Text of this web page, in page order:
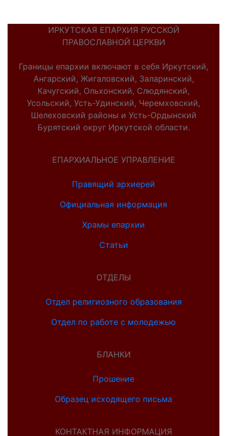
ИРКУТСКАЯ ЕПАРХИЯ РУССКОЙ
ПРАВОСЛАВНОЙ ЦЕРКВИ
Границы епархии включают в себя Иркутский,
Ангарский, Жигаловский, Заларинский,
Качугский, Ольхонский, Слюдянский,
Усольский, Усть-Удинский, Черемховский,
Шелеховский районы и Усть-Ордынский
Бурятский округ Иркутской области.
ЕПАРХИАЛЬНОЕ УПРАВЛЕНИЕ
Правящий архиерей
Официальная информация
Храмы епархии
Статьи
ОТДЕЛЫ
Отдел религиозного образования
Отдел по работе с молодежью
БЛАНКИ
Прошение
Образец исходящего письма
КОНТАКТНАЯ ИНФОРМАЦИЯ